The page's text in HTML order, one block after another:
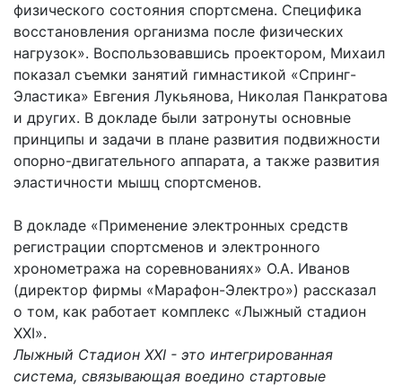
физического состояния спортсмена. Специфика
восстановления организма после физических
нагрузок». Воспользовавшись проектором, Михаил
показал съемки занятий гимнастикой «Спринг-
Эластика» Евгения Лукьянова, Николая Панкратова
и других. В докладе были затронуты основные
принципы и задачи в плане развития подвижности
опорно-двигательного аппарата, а также развития
эластичности мышц спортсменов.
В докладе «Применение электронных средств
регистрации спортсменов и электронного
хронометража на соревнованиях» О.А. Иванов
(директор фирмы «Марафон-Электро») рассказал
о том, как работает комплекс «Лыжный стадион
XXI».
Лыжный Стадион XXI - это интегрированная
система, связывающая воедино стартовые